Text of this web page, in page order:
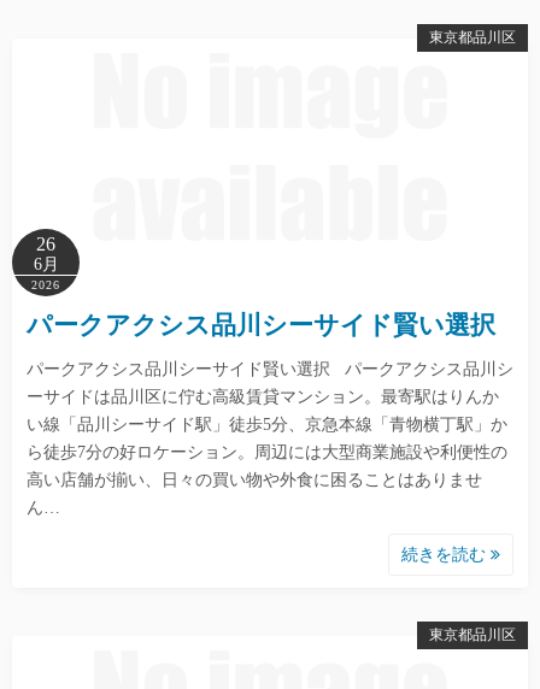
東京都品川区
26
6月
2026
パークアクシス品川シーサイド賢い選択
パークアクシス品川シーサイド賢い選択 パークアクシス品川シ
ーサイドは品川区に佇む高級賃貸マンション。最寄駅はりんか
い線「品川シーサイド駅」徒歩5分、京急本線「青物横丁駅」か
ら徒歩7分の好ロケーション。周辺には大型商業施設や利便性の
高い店舗が揃い、日々の買い物や外食に困ることはありませ
ん…
続きを読む
東京都品川区